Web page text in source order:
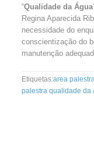
“Qualidade da Água
Regina Aparecida
necessidade do
conscientização do
manutenção
Etiquetas:area
palestra qualidade da